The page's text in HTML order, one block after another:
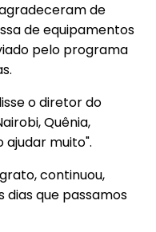
de
de equipamentos
pelo programa
o diretor do
Quênia,
ajudar muito".
continuou,
dias que passamos